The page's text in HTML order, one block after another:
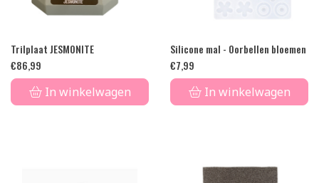
Trilplaat JESMONITE
€86,99
In winkelwagen
Silicone mal - Oorbellen bloemen
€7,99
In winkelwagen